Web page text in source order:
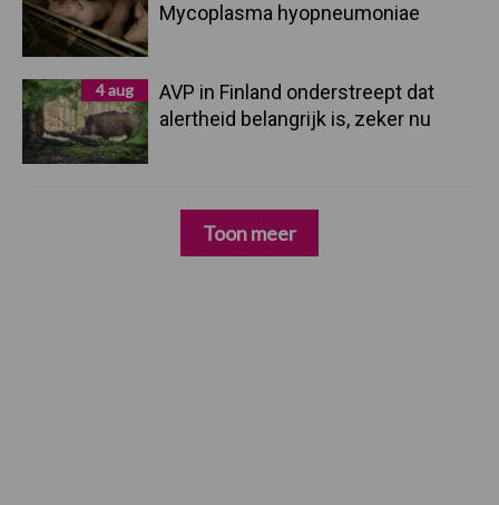
Mycoplasma hyopneumoniae
4 aug
AVP in Finland onderstreept dat
alertheid belangrijk is, zeker nu
Toon meer